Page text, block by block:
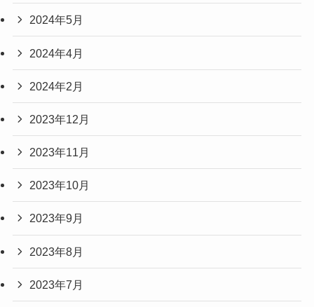
2024年5月
2024年4月
2024年2月
2023年12月
2023年11月
2023年10月
2023年9月
2023年8月
2023年7月